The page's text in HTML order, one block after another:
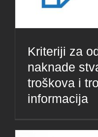
Kriteriji za
naknade
troškova i
informacija